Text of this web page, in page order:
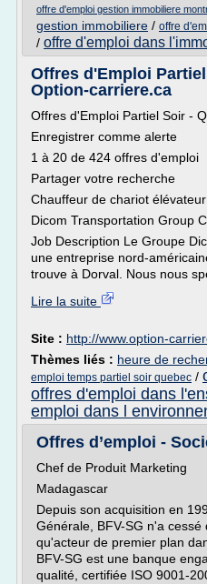
offre d'emploi gestion immobiliere
gestion immobiliere / offre
/ offre d'emploi dans
Offres d'Emploi Partiel
Option-carriere.ca
Offres d'Emploi Partiel Soir -
Enregistrer comme alerte
1 à 20 de 424 offres d'emploi
Partager votre recherche
Chauffeur de chariot
Dicom Transportation Group
Job Description Le Groupe
une entreprise nord-
trouve à Dorval. Nous nous
Lire la suite
Site : http://www.option-
Thèmes liés : heure de
emploi temps partiel soir quebec /
offres d'emploi dans
emploi dans l
Offres d’emploi -
Chef de Produit Marketing
Madagascar
Depuis son acquisition en
Générale, BFV-SG n'a
qu'acteur de premier plan
BFV-SG est une banque
qualité, certifiée ISO 9001-